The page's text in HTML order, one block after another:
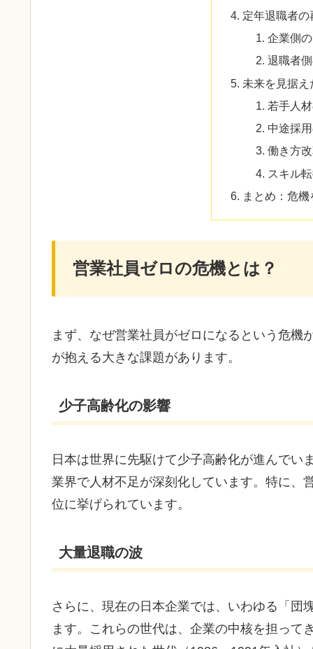
定年退職者
企業側
退職者
未来を見据
若手人
中途採
働き方
スキル
まとめ：危
営業社員ゼロの危機とは？
まず、なぜ営業社員がゼロになるという危
が抱える大きな課題があります。
少子高齢化の影響
日本は世界に先駆けて少子高齢化が進んでい
業界で人材不足が深刻化しています。特に、
位に挙げられています。
大量退職の波
さらに、現在の日本企業では、いわゆる「団
ます。これらの世代は、企業の中核を担っ